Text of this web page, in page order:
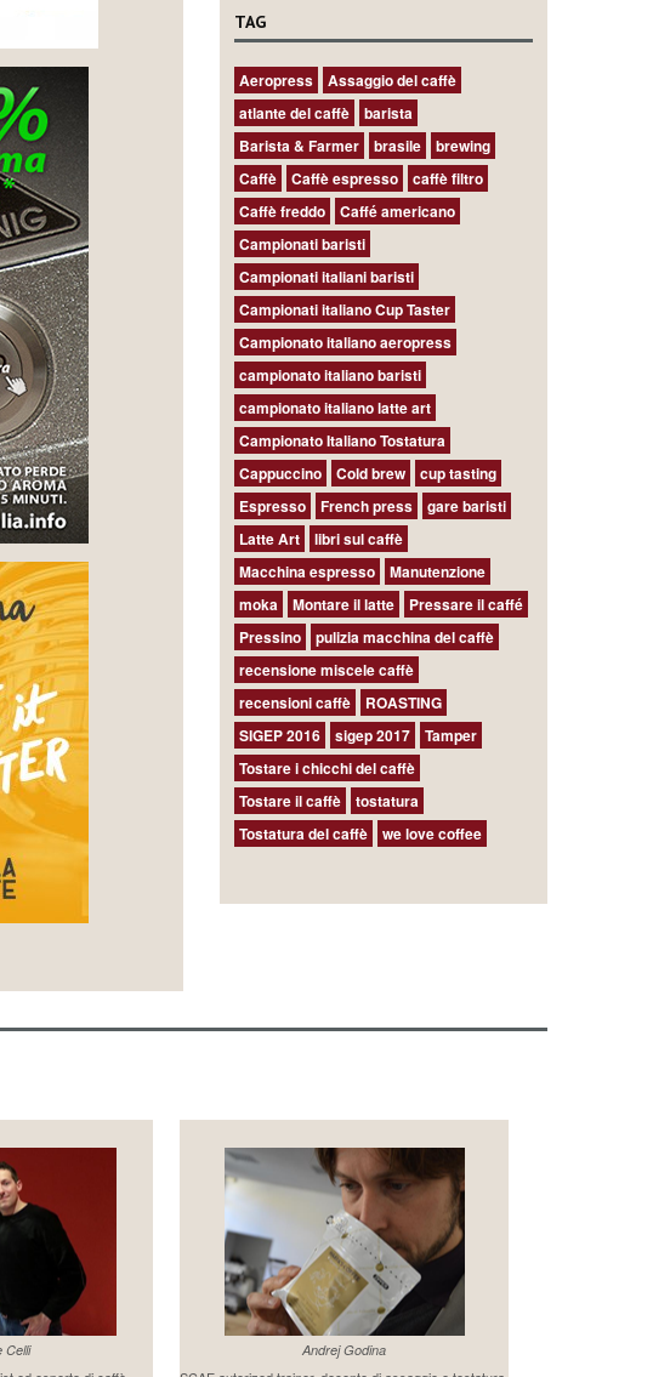
TAG
Aeropress
Assaggio del caffè
atlante del caffè
barista
Barista & Farmer
brasile
brewing
Caffè
Caffè espresso
caffè filtro
Caffè freddo
Caffé americano
Campionati baristi
Campionati italiani baristi
Campionati italiano Cup Taster
Campionato italiano aeropress
campionato italiano baristi
campionato italiano latte art
Campionato Italiano Tostatura
Cappuccino
Cold brew
cup tasting
Espresso
French press
gare baristi
Latte Art
libri sul caffè
Macchina espresso
Manutenzione
moka
Montare il latte
Pressare il caffé
Pressino
pulizia macchina del caffè
recensione miscele caffè
recensioni caffè
ROASTING
SIGEP 2016
sigep 2017
Tamper
Tostare i chicchi del caffè
Tostare il caffè
tostatura
Tostatura del caffè
we love coffee